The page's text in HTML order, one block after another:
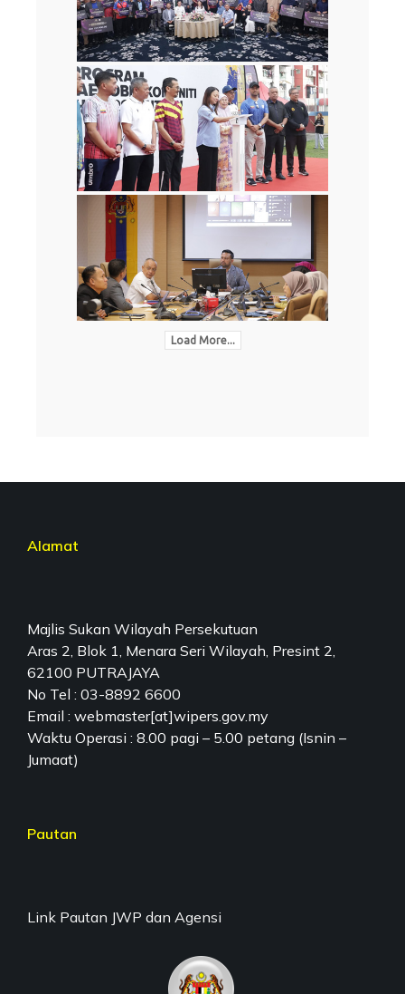
Load More...
Alamat
Majlis Sukan Wilayah Persekutuan
Aras 2, Blok 1, Menara Seri Wilayah, Presint 2,
62100 PUTRAJAYA
No Tel : 03-8892 6600
Email : webmaster[at]wipers.gov.my
Waktu Operasi : 8.00 pagi – 5.00 petang (Isnin –
Jumaat)
Pautan
Link Pautan JWP dan Agensi